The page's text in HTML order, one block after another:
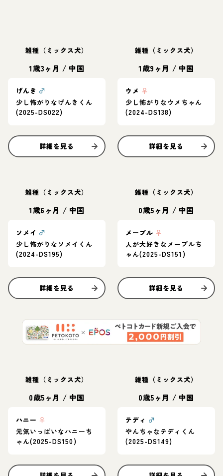
雑種（ミックス犬）
1歳3ヶ月 / 中国
げんき ♂
少し怖がりなげんきくん
(2025-DS022)
詳細を見る
雑種（ミックス犬）
1歳9ヶ月 / 中国
ウメ ♀
少し怖がりなウメちゃん
(2024-DS138)
詳細を見る
雑種（ミックス犬）
1歳6ヶ月 / 中国
ソメイ ♂
少し怖がりなソメイくん
(2024-DS195)
詳細を見る
雑種（ミックス犬）
0歳5ヶ月 / 中国
メープル ♀
人が大好きなメープルち
ゃん(2025-DS151)
詳細を見る
雑種（ミックス犬）
0歳5ヶ月 / 中国
ハニー ♀
元気いっぱいなハニーち
ゃん(2025-DS150)
雑種（ミックス犬）
0歳5ヶ月 / 中国
テディ ♂
やんちゃなテディくん
(2025-DS149)